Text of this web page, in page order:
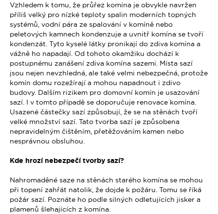
Vzhledem k tomu, že průřez komína je obvykle navržen
příliš velký pro nízké teploty spalin moderních topných
systémů, vodní pára ze spalování v komíně nebo
peletových kamnech kondenzuje a uvnitř komína se tvoří
kondenzát. Tyto kyselé látky pronikají do zdiva komína a
vážně ho napadají. Od tohoto okamžiku dochází k
postupnému zanášení zdiva komína sazemi. Místa sazí
jsou nejen nevzhledná, ale také velmi nebezpečná, protože
komín domu rozežírají a mohou napadnout i zdivo
budovy. Dalším rizikem pro domovní komín je usazování
sazí. I v tomto případě se doporučuje renovace komína.
Usazené částečky sazí způsobují, že se na stěnách tvoří
velké množství sazí. Tato tvorba sazí je způsobena
nepravidelným čištěním, přetěžováním kamen nebo
nesprávnou obsluhou.
Kde hrozí nebezpečí tvorby sazí?
Nahromaděné saze na stěnách starého komína se mohou
při topení zahřát natolik, že dojde k požáru. Tomu se říká
požár sazí. Poznáte ho podle silných odletujících jisker a
plamenů šlehajících z komína.